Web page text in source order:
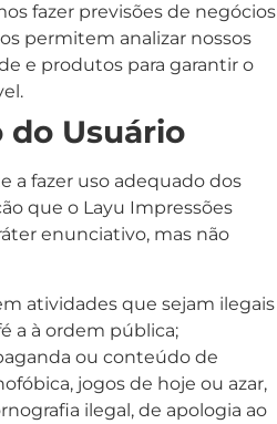
fazer previsões de negócios
permitem analizar nossos
e produtos para garantir o
do Usuário
a fazer uso adequado dos
que o Layu Impressões
enunciativo, mas não
atividades que sejam ilegais
a à ordem pública;
ou conteúdo de
jogos de hoje ou azar,
ilegal, de apologia ao